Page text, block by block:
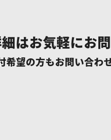
はお気軽にお
望の方もお問い合わ